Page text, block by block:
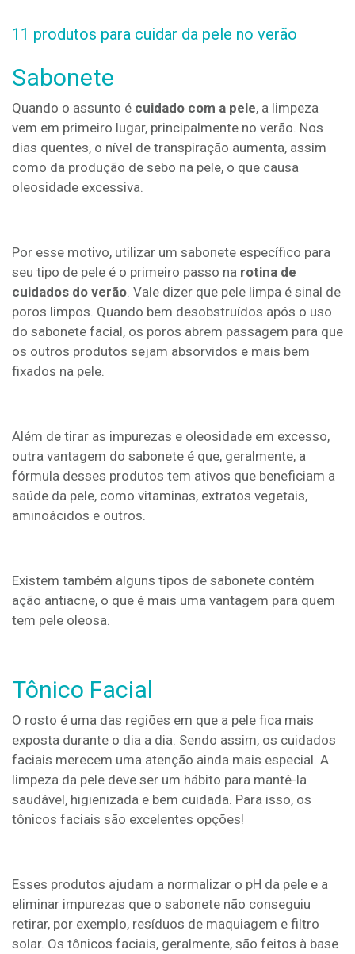
11 produtos para cuidar da pele no verão
Sabonete
Quando o assunto é cuidado com a pele, a limpeza
vem em primeiro lugar, principalmente no verão. Nos
dias quentes, o nível de transpiração aumenta, assim
como da produção de sebo na pele, o que causa
oleosidade excessiva.
Por esse motivo, utilizar um sabonete específico para
seu tipo de pele é o primeiro passo na rotina de
cuidados do verão. Vale dizer que pele limpa é sinal de
poros limpos. Quando bem desobstruídos após o uso
do sabonete facial, os poros abrem passagem para que
os outros produtos sejam absorvidos e mais bem
fixados na pele.
Além de tirar as impurezas e oleosidade em excesso,
outra vantagem do sabonete é que, geralmente, a
fórmula desses produtos tem ativos que beneficiam a
saúde da pele, como vitaminas, extratos vegetais,
aminoácidos e outros.
Existem também alguns tipos de sabonete contêm
ação antiacne, o que é mais uma vantagem para quem
tem pele oleosa.
Tônico Facial
O rosto é uma das regiões em que a pele fica mais
exposta durante o dia a dia. Sendo assim, os cuidados
faciais merecem uma atenção ainda mais especial. A
limpeza da pele deve ser um hábito para mantê-la
saudável, higienizada e bem cuidada. Para isso, os
tônicos faciais são excelentes opções!
Esses produtos ajudam a normalizar o pH da pele e a
eliminar impurezas que o sabonete não conseguiu
retirar, por exemplo, resíduos de maquiagem e filtro
solar. Os tônicos faciais, geralmente, são feitos à base